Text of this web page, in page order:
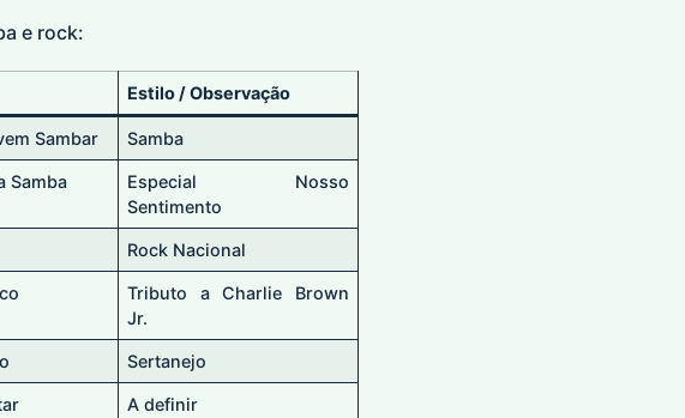
e rock:
Estilo / Observação
Sambar Samba
Samba
Especial Nosso
Sentimento
Rock Nacional
Tributo a Charlie Brown
Jr.
Sertanejo
A definir